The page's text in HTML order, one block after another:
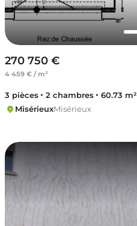
270 750 €
4 459 € / m²
3 pièces 2 chambres
60.73 m²
MisérieuxMisérieux